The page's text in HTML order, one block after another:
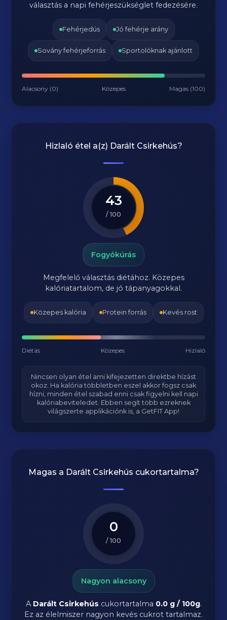
választás a napi fehérjeszükséglet fedezésére.
Fehérjedús Jó fehérje arány
Sovány fehérjeforrás Sportolóknak ajánlott
Alacsony (0) Közepes Magas (100)
Hizlaló étel a(z) Darált Csirkehús?
43
/ 100
Fogyókúrás
Megfelelő választás diétához. Közepes
kalóriatartalom, de jó tápanyagokkal.
Közepes kalória Protein forrás Kevés rost
Diétás Közepes Hizlaló
Nincsen olyan étel ami kifejezetten direktbe hízást
okoz. Ha kalória többletben eszel akkor fogsz csak
hízni, minden étel szabad enni csak figyelni kell napi
kalóriabeviteledet. Ebben segít több ezreknek
világszerte applikációnk is, a GetFIT App!
Magas a Darált Csirkehús cukortartalma?
0
/ 100
Nagyon alacsony
A Darált Csirkehús cukortartalma 0.0 g / 100g.
Ez az élelmiszer nagyon kevés cukrot tartalmaz.